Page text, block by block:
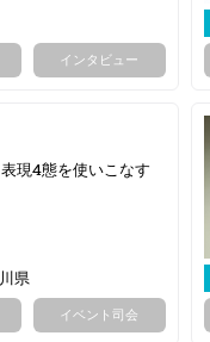
インタビュー
現4態を使いこなす
県
イベント司会